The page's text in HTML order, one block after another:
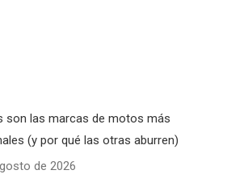
son las marcas de motos más
(y por qué las otras aburren)
de 2026